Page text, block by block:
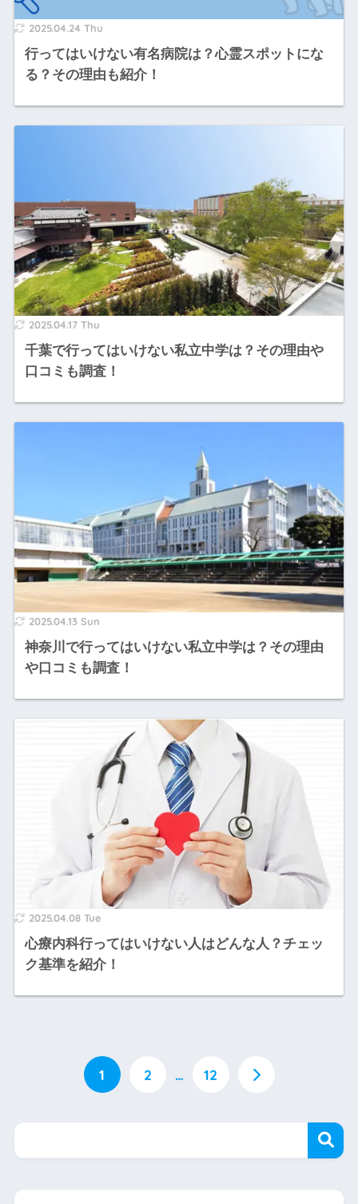
2025.04.24 Thu
行ってはいけない有名病院は？心霊スポットにな
る？その理由も紹介！
2025.04.17 Thu
千葉で行ってはいけない私立中学は？その理由や
口コミも調査！
2025.04.13 Sun
神奈川で行ってはいけない私立中学は？その理由
や口コミも調査！
2025.04.08 Tue
心療内科行ってはいけない人はどんな人？チェッ
ク基準を紹介！
1 2 … 12